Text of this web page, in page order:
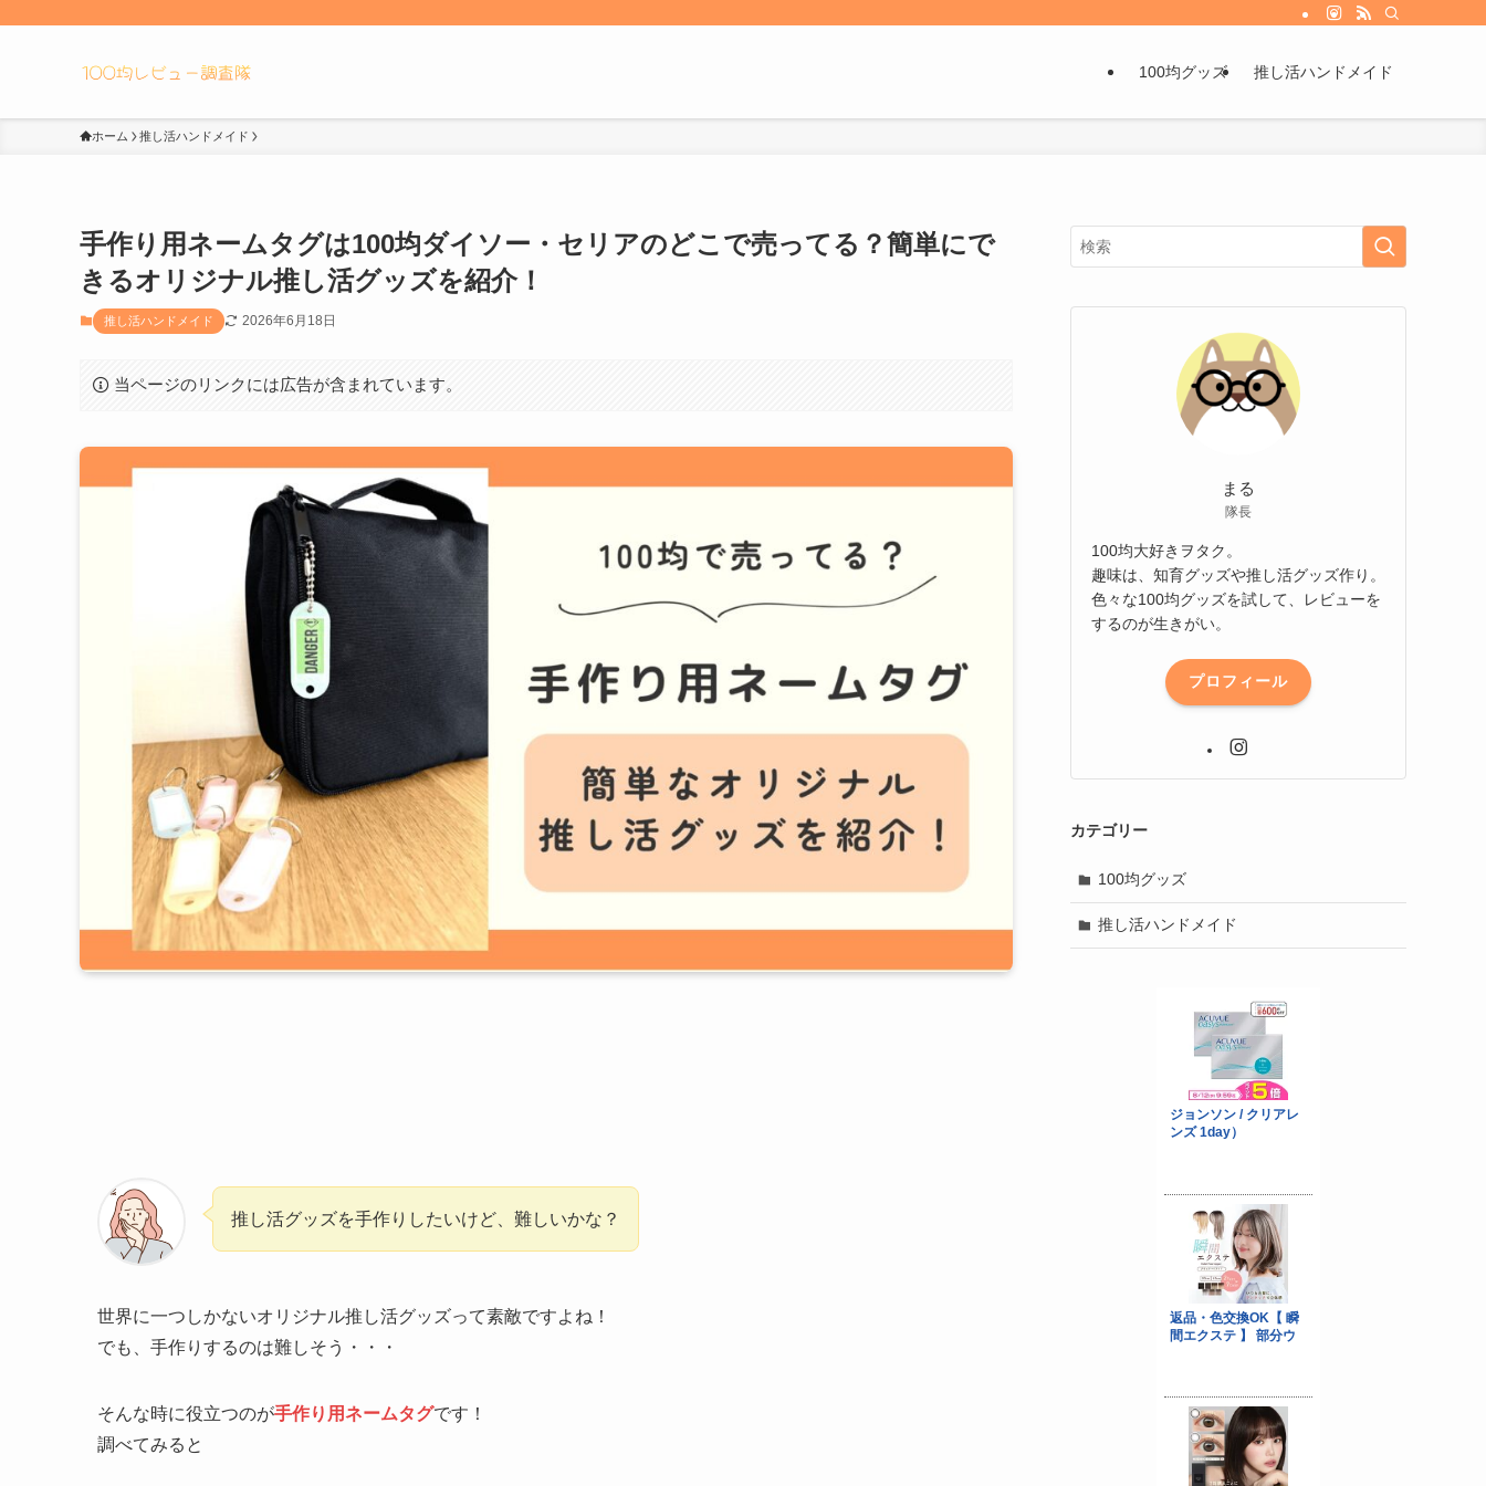
100均グッズ 推し活ハンドメイド
ホーム 推し活ハンドメイド
手作り用ネームタグは100均ダイソー・セリアのどこで売ってる？簡単にで
きるオリジナル推し活グッズを紹介！
推し活ハンドメイド 2026年6月18日
当ページのリンクには広告が含まれています。
推し活グッズを手作りしたいけど、難しいかな？
世界に一つしかないオリジナル推し活グッズって素敵ですよね！
でも、手作りするのは難しそう・・・
そんな時に役立つのが手作り用ネームタグです！
調べてみると
まる
隊長
100均大好きヲタク。
趣味は、知育グッズや推し活グッズ作り。
色々な100均グッズを試して、レビューを
するのが生きがい。
プロフィール
カテゴリー
100均グッズ
推し活ハンドメイド